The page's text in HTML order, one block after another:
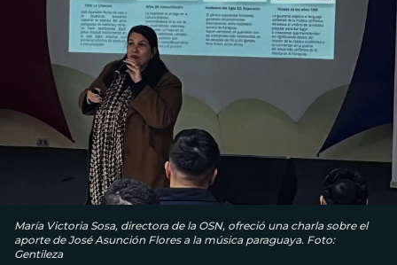
María Victoria Sosa, directora de la OSN, ofreció una charla sobre el
aporte de José Asunción Flores a la música paraguaya. Foto:
Gentileza